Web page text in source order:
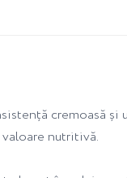
cremoasă
nutritivă.